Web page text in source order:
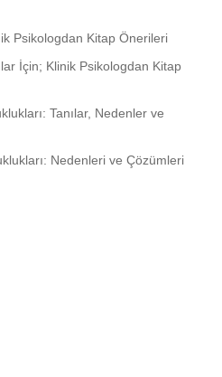
Psikologdan Kitap Önerileri
İçin; Klinik Psikologdan Kitap
Tanılar, Nedenler ve
Nedenleri ve Çözümleri